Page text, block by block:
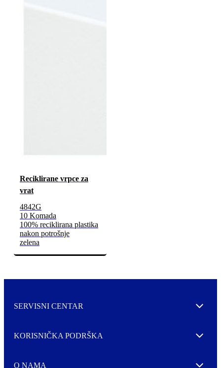
Reciklirane vrpce za
vrat
4842G
10 Komada
100% reciklirana plastika
nakon potrošnje
zelena
SERVISNI CENTAR Expand
KORISNIČKA PODRŠKA Expand
O NAMA